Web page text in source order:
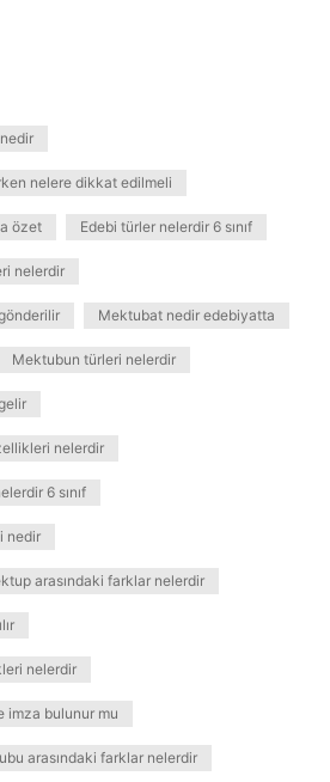
nelere dikkat edilmeli
özet Edebi türler nelerdir 6 sınıf
nelerdir
Mektubat nedir edebiyatta
Mektubun türleri nelerdir
nelerdir
6 sınıf
nedir
arasındaki farklar nelerdir
nelerdir
imza bulunur mu
arasındaki farklar nelerdir